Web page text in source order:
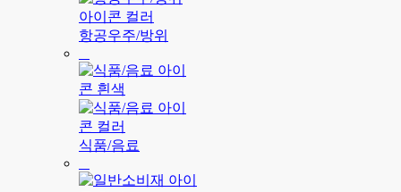
항공우주/방위
식품/음료